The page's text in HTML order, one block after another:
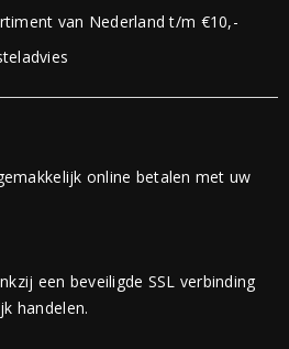
van Nederland t/m €10,-
online betalen met uw
een beveiligde SSL verbinding
handelen.